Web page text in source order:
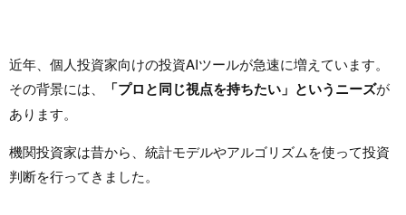
近年、個人投資家向けの投資AIツールが急速に増えています。
その背景には、
「プロと同じ視点を持ちたい」というニーズが
あります。
機関投資家は昔から、統計モデルやアルゴリズムを使って投資
判断を行ってきました。